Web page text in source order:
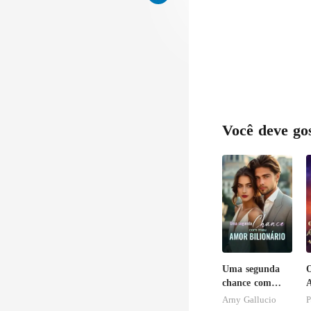
Você deve
Uma segunda
chance com
meu amor
Arny Gallucio